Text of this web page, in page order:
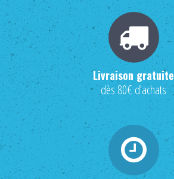
Livraison gratuite
dès 80€ d'achats